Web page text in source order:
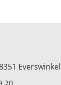
Everswinkel